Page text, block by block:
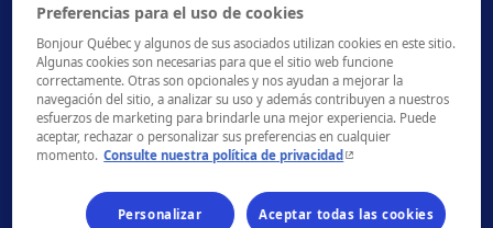
El santuario de Sainte-Anne-de-Beaupré es el
lugar de peregrinación más antiguo de
América del Norte.
Preferencias para el uso de cookies
Bonjour Québec y algunos de sus asociados utilizan cookies en este sitio.
Algunas cookies son necesarias para que el sitio web funcione
correctamente. Otras son opcionales y nos ayudan a mejorar la
navegación del sitio, a analizar su uso y además contribuyen a nuestros
esfuerzos de marketing para brindarle una mejor experiencia. Puede
aceptar, rechazar o personalizar sus preferencias en cualquier
momento. Consulte nuestra política de privacidad- Este hipervínculo se
Personalizar Aceptar todas las cookies